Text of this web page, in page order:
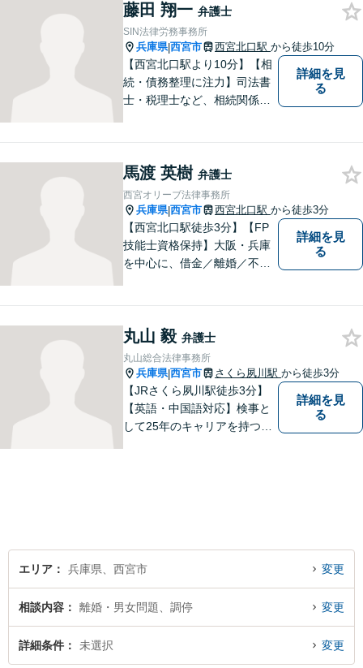
女問題／建築問題など、貴方
にとって最善の解決に向けて
尽力します。【当日／夜間対
応可】
藤田 翔一 弁護士
SIN法律労務事務所
兵庫県|西宮市 西宮北口駅 から徒歩10分
【西宮北口駅より10分】【相
続・債務整理に注力】司法書
士・税理士など、相続関係に
象とした、法律サービスを提
供しております。お気軽に、
ご相談ください。
詳細を見
る
馬渡 英樹 弁護士
西宮オリーブ法律事務所
兵庫県|西宮市 西宮北口駅 から徒歩3分
【西宮北口駅徒歩3分】【FP
技能士資格保持】大阪・兵庫
を中心に、借金／離婚／不動
丁寧な対応、アドバイスをさ
せていただきます。
詳細を見
る
丸山 毅 弁護士
丸山総合法律事務所
兵庫県|西宮市 さくら夙川駅 から徒歩3分
【JRさくら夙川駅徒歩3分】
【英語・中国語対応】検事と
して25年のキャリアを持つ弁
詳細を見
る
エリア 兵庫県、西宮市 変更
相談内容 離婚・男女問題、調停 変更
詳細条件 未選択 変更